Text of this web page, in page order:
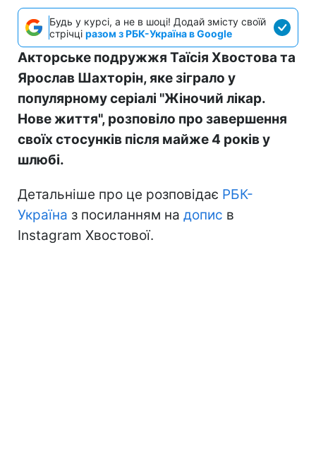
Будь у курсі, а не в шоці! Додай змісту своїй
стрічці разом з РБК-Україна в Google
Акторське подружжя Таїсія Хвостова та
Ярослав Шахторін, яке зіграло у
популярному серіалі "Жіночий лікар.
Нове життя", розповіло про завершення
своїх стосунків після майже 4 років у
шлюбі.
Детальніше про це розповідає РБК-
Україна з посиланням на допис в
Instagram Хвостової.